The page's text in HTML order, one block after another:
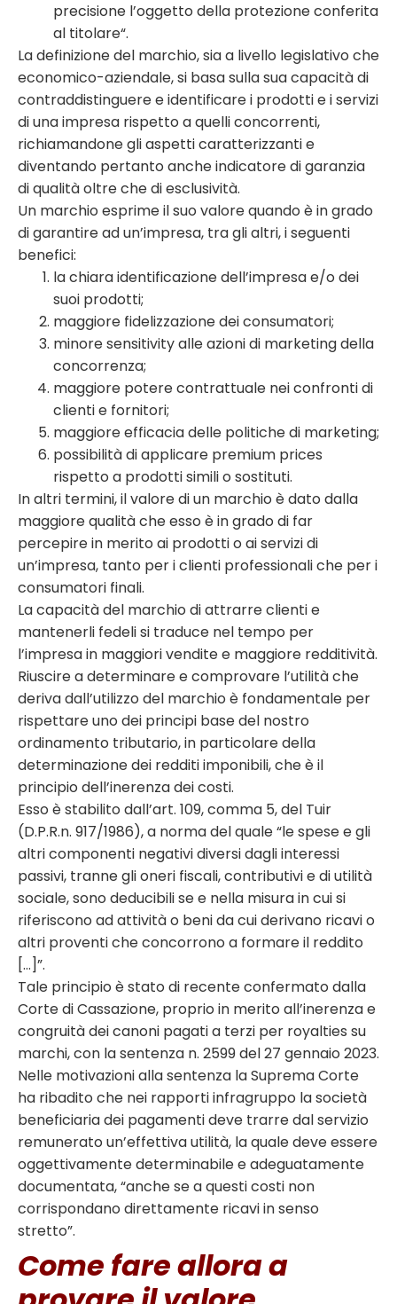
precisione l’oggetto della protezione conferita
al titolare“.
La definizione del marchio, sia a livello legislativo che
economico-aziendale, si basa sulla sua capacità di
contraddistinguere e identificare i prodotti e i servizi
di una impresa rispetto a quelli concorrenti,
richiamandone gli aspetti caratterizzanti e
diventando pertanto anche indicatore di garanzia
di qualità oltre che di esclusività.
Un marchio esprime il suo valore quando è in grado
di garantire ad un’impresa, tra gli altri, i seguenti
benefici:
la chiara identificazione dell’impresa e/o dei
suoi prodotti;
maggiore fidelizzazione dei consumatori;
minore sensitivity alle azioni di marketing della
concorrenza;
maggiore potere contrattuale nei confronti di
clienti e fornitori;
maggiore efficacia delle politiche di marketing;
possibilità di applicare premium prices
rispetto a prodotti simili o sostituti.
In altri termini, il valore di un marchio è dato dalla
maggiore qualità che esso è in grado di far
percepire in merito ai prodotti o ai servizi di
un’impresa, tanto per i clienti professionali che per i
consumatori finali.
La capacità del marchio di attrarre clienti e
mantenerli fedeli si traduce nel tempo per
l’impresa in maggiori vendite e maggiore redditività.
Riuscire a determinare e comprovare l’utilità che
deriva dall’utilizzo del marchio è fondamentale per
rispettare uno dei principi base del nostro
ordinamento tributario, in particolare della
determinazione dei redditi imponibili, che è il
principio dell’inerenza dei costi.
Esso è stabilito dall’art. 109, comma 5, del Tuir
(D.P.R.n. 917/1986), a norma del quale “le spese e gli
altri componenti negativi diversi dagli interessi
passivi, tranne gli oneri fiscali, contributivi e di utilità
sociale, sono deducibili se e nella misura in cui si
riferiscono ad attività o beni da cui derivano ricavi o
altri proventi che concorrono a formare il reddito
[…]”.
Tale principio è stato di recente confermato dalla
Corte di Cassazione, proprio in merito all’inerenza e
congruità dei canoni pagati a terzi per royalties su
marchi, con la sentenza n. 2599 del 27 gennaio 2023.
Nelle motivazioni alla sentenza la Suprema Corte
ha ribadito che nei rapporti infragruppo la società
beneficiaria dei pagamenti deve trarre dal servizio
remunerato un’effettiva utilità, la quale deve essere
oggettivamente determinabile e adeguatamente
documentata, “anche se a questi costi non
corrispondano direttamente ricavi in senso
stretto”.
Come fare allora a